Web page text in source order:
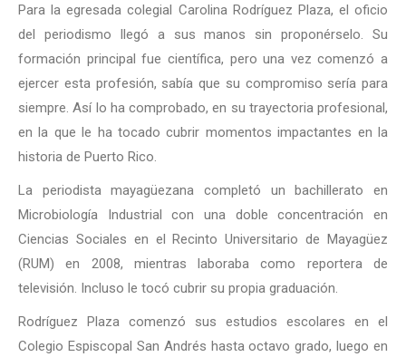
Para la egresada colegial Carolina Rodríguez Plaza, el oficio
del periodismo llegó a sus manos sin proponérselo. Su
formación principal fue científica, pero una vez comenzó a
ejercer esta profesión, sabía que su compromiso sería para
siempre. Así lo ha comprobado, en su trayectoria profesional,
en la que le ha tocado cubrir momentos impactantes en la
historia de Puerto Rico.
La periodista mayagüezana completó un bachillerato en
Microbiología Industrial con una doble concentración en
Ciencias Sociales en el Recinto Universitario de Mayagüez
(RUM) en 2008, mientras laboraba como reportera de
televisión. Incluso le tocó cubrir su propia graduación.
Rodríguez Plaza comenzó sus estudios escolares en el
Colegio Espiscopal San Andrés hasta octavo grado, luego en